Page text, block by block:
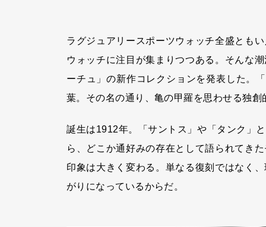
ラグジュアリースポーツウォッチ全盛とも
ウォッチに注目が集まりつつある。そんな
ーチュ」の新作コレクションを発表した。
葉。その名の通り、亀の甲羅を思わせる独
誕生は1912年。「サントス」や「タンク」
ら、どこか通好みの存在として語られてき
印象は大きく変わる。単なる復刻ではなく
がりになっているからだ。